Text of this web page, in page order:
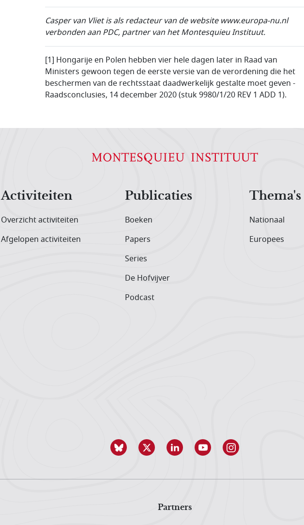
Casper van Vliet is als redacteur van de website www.europa-nu.nl
verbonden aan PDC, partner van het Montesquieu Instituut.
[1] Hongarije en Polen hebben vier hele dagen later in Raad van
Ministers gewoon tegen de eerste versie van de verordening die het
beschermen van de rechtsstaat daadwerkelijk gestalte moet geven -
Raadsconclusies, 14 december 2020 (stuk 9980/1/20 REV 1 ADD 1).
Activiteiten
Overzicht activiteiten
Afgelopen activiteiten
Publicaties
Boeken
Papers
Series
De Hofvijver
Podcast
Thema's
Nationaal
Europees
Partners